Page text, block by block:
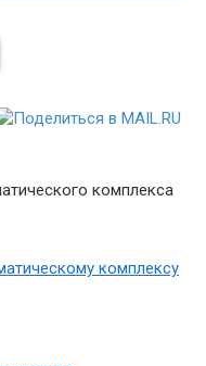
комплекса
комплексу